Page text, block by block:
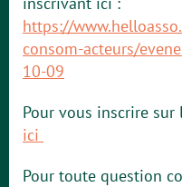
https://
consom-acteurs/
10-09
Pour vous inscrire sur
ici
Pour toute question